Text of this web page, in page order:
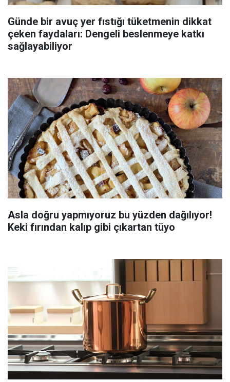
Günde bir avuç yer fıstığı tüketmenin dikkat
çeken faydaları: Dengeli beslenmeye katkı
sağlayabiliyor
Asla doğru yapmıyoruz bu yüzden dağılıyor!
Keki fırından kalıp gibi çıkartan tüyo